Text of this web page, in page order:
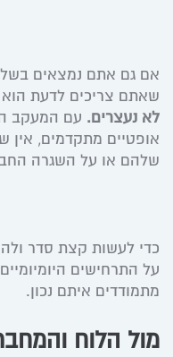
אם גם אתם נמצאים
שאתם צריכים לדעת הוא
לא נעצרים. עם המעקב
אופטיים מתקדמים, אין
שלהם או על השגרה
כדי לעשות קצת סדר
על התרחישים
מתמודדים איתם נכון.
מול הלוח